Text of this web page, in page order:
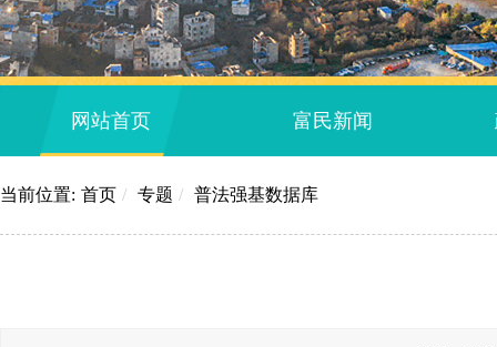
网站首页 富民新闻
当前位置: 首页 / 专题 / 普法强基数据库